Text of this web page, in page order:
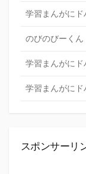
学習まんがにド
のびのびーくん
学習まんがにド
学習まんがにド
スポンサーリ